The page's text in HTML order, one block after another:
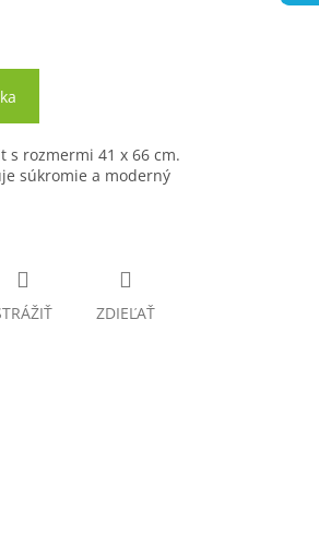
s rozmermi 41 x 66 cm.
súkromie a moderný
ZDIEĽAŤ